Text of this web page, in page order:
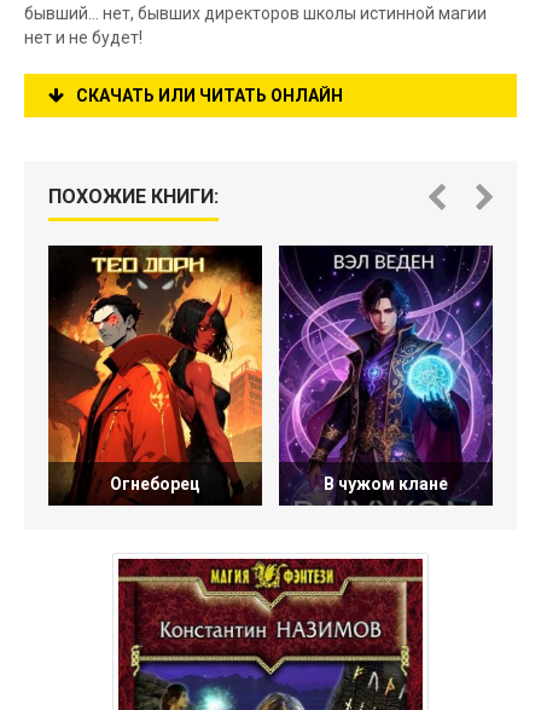
бывший… нет, бывших директоров школы истинной магии
нет и не будет!
СКАЧАТЬ ИЛИ ЧИТАТЬ ОНЛАЙН
ПОХОЖИЕ КНИГИ:
Огнеборец В чужом клане